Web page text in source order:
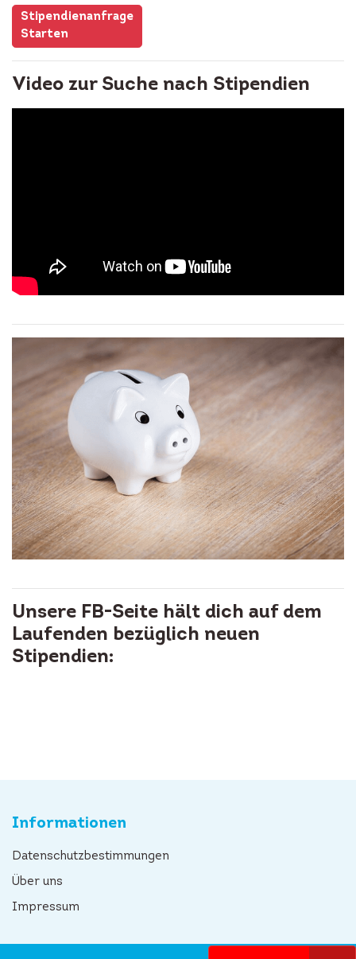
Stipendienanfrage
Starten
Video zur Suche nach Stipendien
Unsere FB-Seite hält dich auf dem
Laufenden bezüglich neuen
Stipendien:
Informationen
Datenschutzbestimmungen
Über uns
Impressum